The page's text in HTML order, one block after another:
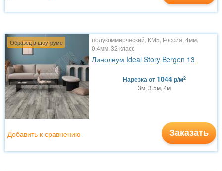
Образец в шоу-руме
полукоммерческий, КМ5, Россия, 4мм,
0.4мм, 32 класс
Линолеум Ideal Story Bergen 13
Нарезкаот 1044р/м2
3м, 3.5м, 4м
Заказать
Добавить к сравнению